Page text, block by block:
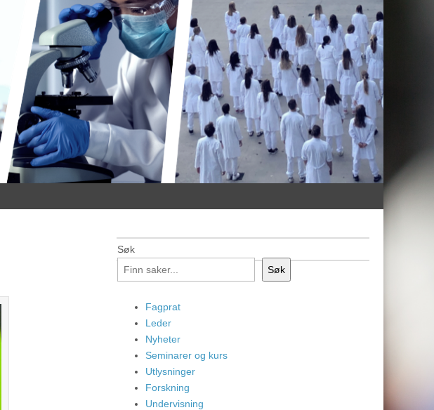
Søk
Søk
Fagprat
Leder
Nyheter
Seminarer og kurs
Utlysninger
Forskning
Undervisning